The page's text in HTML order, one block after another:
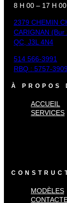
8 H 00 – 17 H 00
2379 CHEMIN
CARIGNAN (Bur
QC, J3L 4N4
514 566-3991
RBQ : 5757-
À PROPOS
ACCUEIL
SERVICES
MODÈLES